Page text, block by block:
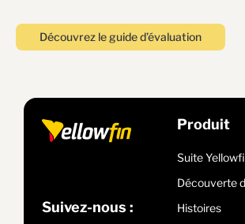
Découvrez le guide d’évaluation
Suivez-nous :
Produit
Suite
Découverte
Histoires